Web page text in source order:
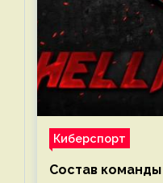
Киберспорт
Состав